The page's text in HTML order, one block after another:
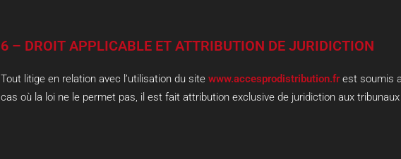
6 – DROIT APPLICABLE ET ATTRIBUTION DE JURIDICTION
Tout litige en relation avec l’utilisation du site www.accesprodistribution.frest soumis
cas où la loi ne le permet pas, il est fait attribution exclusive de juridiction aux